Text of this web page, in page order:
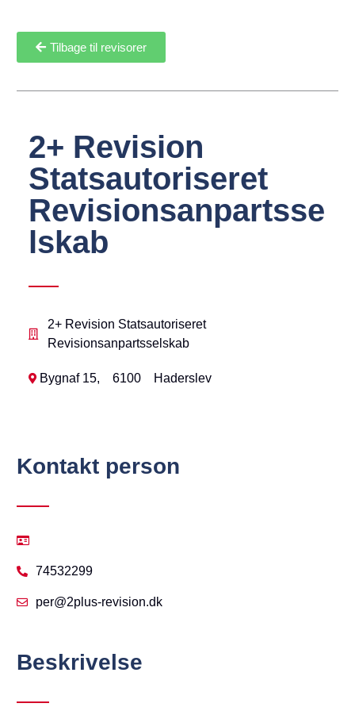
Tilbage til revisorer
2+ Revision
Statsautoriseret
Revisionsanpartsse
lskab
2+ Revision Statsautoriseret
Revisionsanpartsselskab
Bygnaf 15, 6100 Haderslev
Kontakt person
74532299
per@2plus-revision.dk
Beskrivelse